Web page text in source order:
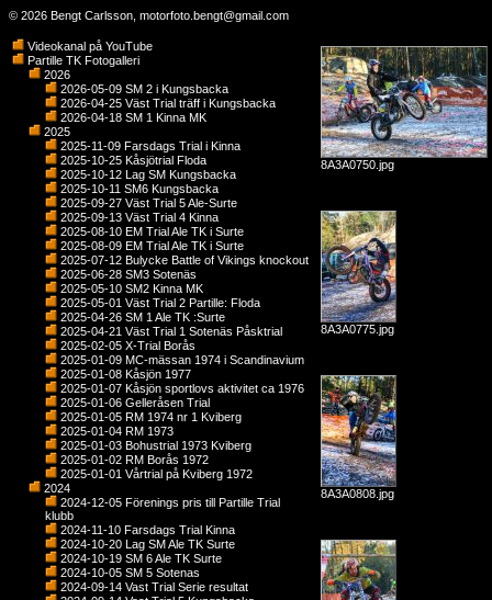
© 2026 Bengt Carlsson, motorfoto.bengt@gmail.com
Videokanal på YouTube
Partille TK Fotogalleri
2026
2026-05-09 SM 2 i Kungsbacka
2026-04-25 Väst Trial träff i Kungsbacka
2026-04-18 SM 1 Kinna MK
2025
2025-11-09 Farsdags Trial i Kinna
2025-10-25 Kåsjötrial Floda
2025-10-12 Lag SM Kungsbacka
2025-10-11 SM6 Kungsbacka
2025-09-27 Väst Trial 5 Ale-Surte
2025-09-13 Väst Trial 4 Kinna
2025-08-10 EM Trial Ale TK i Surte
2025-08-09 EM Trial Ale TK i Surte
2025-07-12 Bulycke Battle of Vikings knockout
2025-06-28 SM3 Sotenäs
2025-05-10 SM2 Kinna MK
2025-05-01 Väst Trial 2 Partille: Floda
2025-04-26 SM 1 Ale TK :Surte
2025-04-21 Väst Trial 1 Sotenäs Påsktrial
2025-02-05 X-Trial Borås
2025-01-09 MC-mässan 1974 i Scandinavium
2025-01-08 Kåsjön 1977
2025-01-07 Kåsjön sportlovs aktivitet ca 1976
2025-01-06 Gelleråsen Trial
2025-01-05 RM 1974 nr 1 Kviberg
2025-01-04 RM 1973
2025-01-03 Bohustrial 1973 Kviberg
2025-01-02 RM Borås 1972
2025-01-01 Vårtrial på Kviberg 1972
2024
2024-12-05 Förenings pris till Partille Trial
klubb
2024-11-10 Farsdags Trial Kinna
2024-10-20 Lag SM Ale TK Surte
2024-10-19 SM 6 Ale TK Surte
2024-10-05 SM 5 Sotenas
2024-09-14 Vast Trial Serie resultat
8A3A0750.jpg
8A3A0775.jpg
8A3A0808.jpg